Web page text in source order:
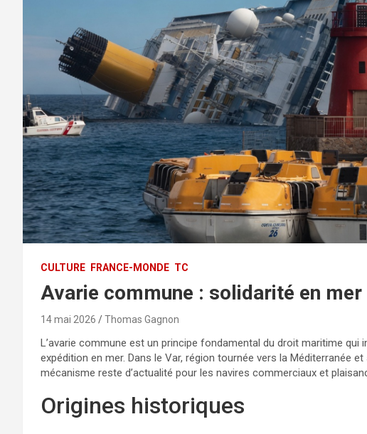
CULTURE FRANCE-MONDE TC
Avarie commune : solidarité en mer
14 mai 2026 Thomas Gagnon
L’avarie commune est un principe fondamental du droit maritime qui
expédition en mer. Dans le Var, région tournée vers la Méditerranée
mécanisme reste d’actualité pour les navires commerciaux et
Origines historiques